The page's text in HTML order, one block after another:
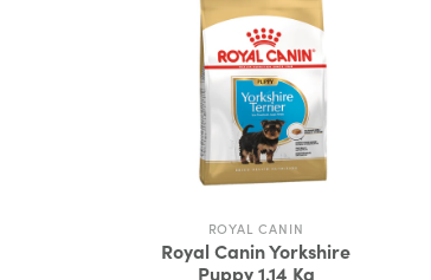
ROYAL CANIN
Royal Canin Yorkshire
Puppy 1.14 Kg